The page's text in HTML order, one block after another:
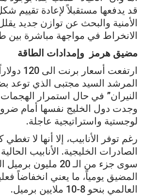
قد يدفعها مستقبلاً لإعادة تقييم
الأمنية والبحث عن توازن جديد
الانخراط في مواجهة مباشرة
مضيق هرمز وإمدادات الطاقة
ارتفعت
المرشد السيد مجتبى الذي توعد
النيران” في حال استمرار الهجمات
وجدت دول الخليج نفسها أمام
لوجستية واستراتيجية عاجلة.
رغم توفر الأنابيب، إلا أنها لا
الصادرات الخليجية. الأنابيب
سوى جزء من الـ 20
المضيق يومياً، ما يعني انخفاضاً
العالمي بنحو 8-10 ملايين برميل.